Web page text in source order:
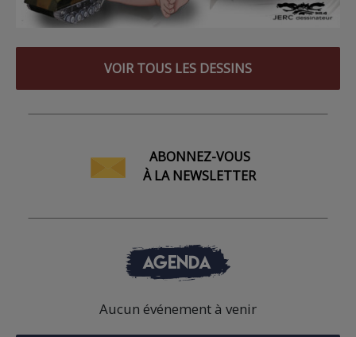
VOIR TOUS LES DESSINS
ABONNEZ-VOUS
À LA NEWSLETTER
AGENDA
Aucun événement à venir